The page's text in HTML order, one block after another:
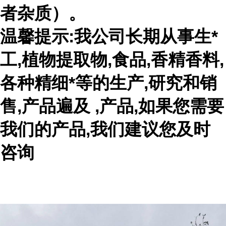
者杂质）。
温馨提示:我公司长期从事生*
工,植物提取物,食品,香精香料,
各种精细*等的生产,研究和销
售,产品遍及 ,产品,如果您需要
我们的产品,我们建议您及时
咨询